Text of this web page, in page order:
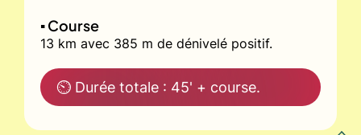
▪️ Course
13 km avec 385 m de dénivelé positif.
⏲ Durée totale : 45' + course.